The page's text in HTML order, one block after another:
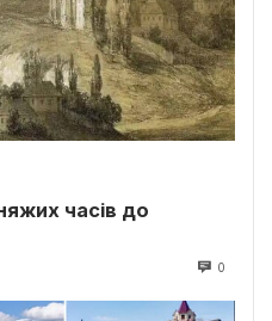
часів до
0